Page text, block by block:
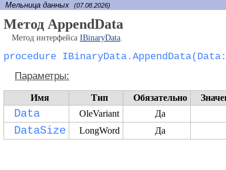
Мельница данных (07.08.2026)
Метод AppendData
Метод интерфейса IBinaryData.
procedure
Параметры:
Имя Тип Обязательно
Data OleVariant Да
DataSize LongWord Да